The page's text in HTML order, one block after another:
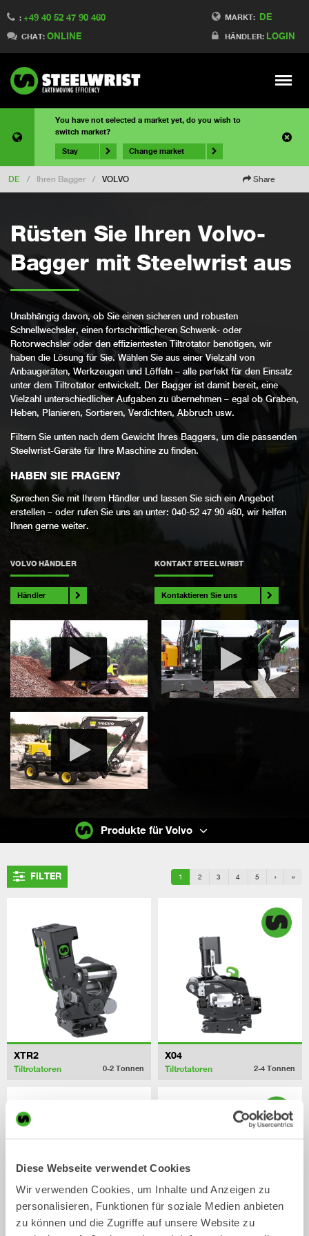
Diese Webseite verwendet Cookies
Wir verwenden Cookies, um Inhalte und Anzeigen zu
personalisieren, Funktionen für soziale Medien anbieten
zu können und die Zugriffe auf unsere Website zu
MARKT: DE
HÄNDLER: LOGIN
: +49 40 52 47 90 460
CHAT: ONLINE
Meny
You have not selected a market yet, do you wish to
switch market?
Stay Change market
DE / Ihren Bagger / VOLVO Share
Rüsten Sie Ihren Volvo-
Bagger mit Steelwrist aus
Unabhängig davon, ob Sie einen sicheren und robusten
Schnellwechsler, einen fortschrittlicheren Schwenk- oder
Rotorwechsler oder den effizientesten Tiltrotator benötigen, wir
haben die Lösung für Sie. Wählen Sie aus einer Vielzahl von
Anbaugeräten, Werkzeugen und Löffeln – alle perfekt für den Einsatz
unter dem Tiltrotator entwickelt. Der Bagger ist damit bereit, eine
Vielzahl unterschiedlicher Aufgaben zu übernehmen – egal ob Graben,
Heben, Planieren, Sortieren, Verdichten, Abbruch usw.
Filtern Sie unten nach dem Gewicht Ihres Baggers, um die passenden
Steelwrist-Geräte für Ihre Maschine zu finden.
HABEN SIE FRAGEN?
Sprechen Sie mit Ihrem Händler und lassen Sie sich ein Angebot
erstellen – oder rufen Sie uns an unter: 040-52 47 90 460, wir helfen
Ihnen gerne weiter.
VOLVO HÄNDLER
Händler
KONTAKT STEELWRIST
Kontaktieren Sie uns
FILTER 1 2 3 4 5 › »
XTR2
Tiltrotatoren 0-2 Tonnen
X04
Tiltrotatoren 2-4 Tonnen
Produkte für Volvo